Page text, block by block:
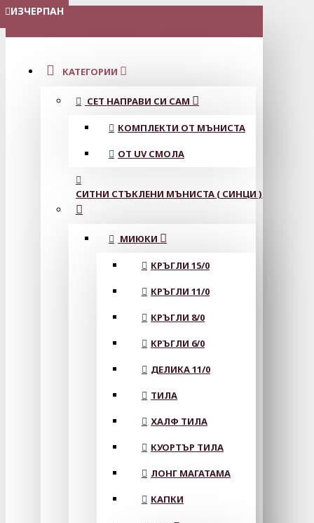
МЕНЮ
КАТЕГОРИИ
СЕТ НАПРАВИ СИ САМ
КОМПЛЕКТИ ОТ МЪНИСТА
ОТ UV СМОЛА
СИТНИ СТЪКЛЕНИ МЪНИСТА ( СИНЦИ )
МИЮКИ
КРЪГЛИ 15/0
КРЪГЛИ 11/0
КРЪГЛИ 8/0
КРЪГЛИ 6/0
ДЕЛИКА 11/0
ТИЛА
ХАЛФ ТИЛА
КУОРТЪР ТИЛА
ЛОНГ МАГАТАМА
КАПКИ
ИЗЧЕРПАН
ИЗЧЕРПАН